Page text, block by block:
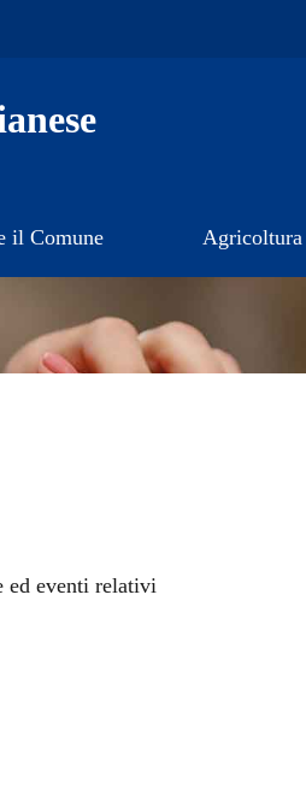
il Comune Agricoltura
ed eventi relativi